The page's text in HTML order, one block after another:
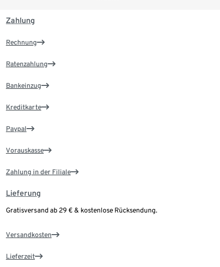
Zahlung
Rechnung
Ratenzahlung
Bankeinzug
Kreditkarte
Paypal
Vorauskasse
Zahlung in der Filiale
Lieferung
Gratisversand ab 29 € & kostenlose Rücksendung.
Versandkosten
Lieferzeit